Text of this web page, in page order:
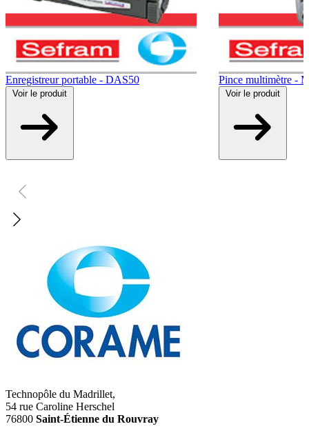
Enregistreur portable - DAS50
Voir le produit
Pince multimètre -
Voir le produit
Technopôle du Madrillet,
54 rue Caroline Herschel
76800 Saint-Étienne du Rouvray